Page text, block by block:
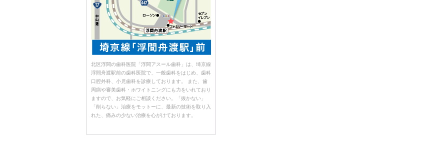
北区浮間の歯科医院「浮間アスール歯科」は、埼京線
浮間舟渡駅前の歯科医院で、一般歯科をはじめ、歯科
口腔外科、小児歯科を診療しております。 また、歯
周病や審美歯科・ホワイトニングにも力をいれており
ますので、お気軽にご相談ください。「抜かない」
「削らない」治療をモットーに、最新の技術を取り入
れた、痛みの少ない治療を心がけております。